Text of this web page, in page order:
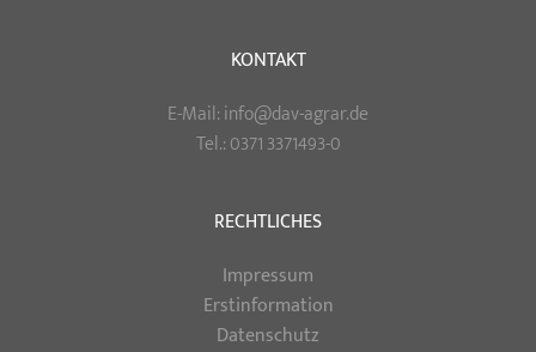
KONTAKT
E-Mail: info@dav-agrar.de
Tel.: 0371 3371493-0
RECHTLICHES
Impressum
Erstinformation
Datenschutz